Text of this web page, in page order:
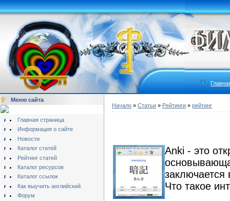
Меню сайта
Главная страница
Информация о сайте
Новости
Каталог статей
Рейтинг статей
Каталог ресурсов
Каталог ссылок
Как выучить английский
Форум
Начало » Статьи » Рейтинги » рейтинг
Anki - это
Что такое